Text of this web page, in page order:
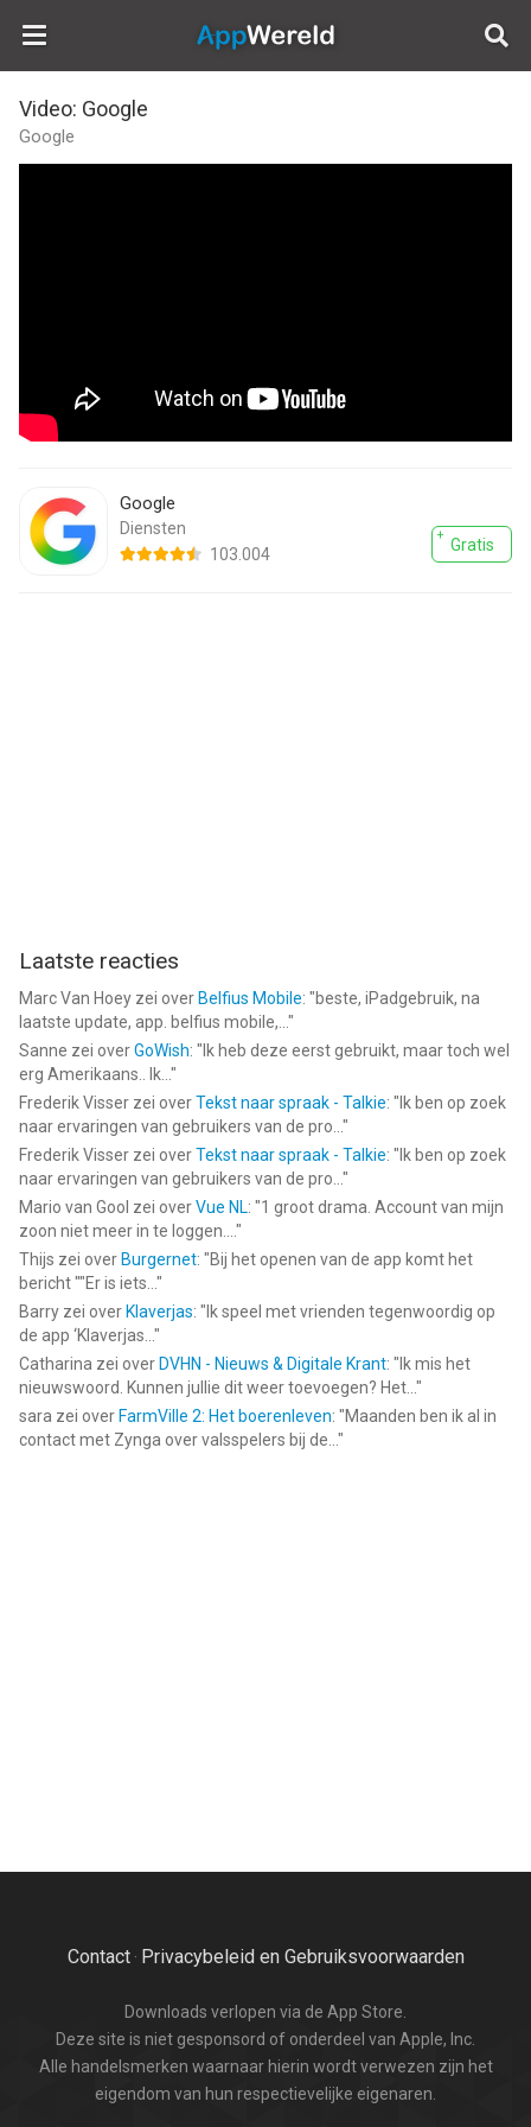
AppWereld
Video: Google
Google
Google
103.004
Diensten
Gratis
Laatste reacties
Marc Van Hoey zei over Belfius Mobile: "beste, iPadgebruik, na
laatste update, app. belfius mobile,... "
Sanne zei overGoWish: " Ik heb deze eerst gebruikt, maar toch wel
erg Amerikaans.. Ik... "
Frederik Visser zei overTekst naar spraak - Talkie: " Ik ben op zoek
naar ervaringen van gebruikers van de pro... "
Frederik Visser zei overTekst naar spraak - Talkie: " Ik ben op zoek
naar ervaringen van gebruikers van de pro... "
Mario van Gool zei overVue NL: "1 groot drama. Account van mijn
zoon niet meer in te loggen.... "
Thijs zei over Burgernet: "Bij het openen van de app komt het
bericht ""Er is iets... "
Barry zei over Klaverjas: " Ik speel met vrienden tegenwoordig op
de app ‘Klaverjas... "
Catharina zei over DVHN - Nieuws & Digitale Krant: " Ik mis het
nieuwswoord. Kunnen jullie dit weer toevoegen? Het... "
sara zei over FarmVille 2: Het boerenleven: "Maanden ben ik al in
contact met Zynga over valsspelers bij de... "
Contact· Privacybeleid en Gebruiksvoorwaarden
Downloads verlopen via de App Store.
Deze site is niet gesponsord of onderdeel van Apple, Inc.
Alle handelsmerken waarnaar hierin wordt verwezen zijn het
eigendom van hun respectievelijke eigenaren.